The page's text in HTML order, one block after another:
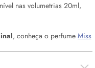
nas volumetrias 20ml,
, conheça o perfume Miss